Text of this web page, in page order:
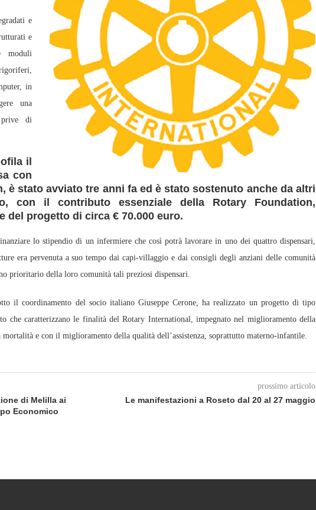
e
e
moduli
in
una
di
il
con
è stato avviato tre anni fa ed è stato sostenuto anche da altri
con il contributo essenziale della Rotary Foundation,
del progetto di circa € 70.000 euro.
lo stipendio di un infermiere che così potrà lavorare in uno dei quattro dispensari,
era pervenuta a suo tempo dai capi-villaggio e dai consigli degli anziani delle comunità
prioritario della loro comunità tali preziosi dispensari.
il coordinamento del socio italiano Giuseppe Cerone, ha realizzato un progetto di tipo
che caratterizzano le finalità del Rotary International, impegnato nel miglioramento della
e con il miglioramento della qualità dell’assistenza, soprattutto materno-infantile.
di Melilla ai
Economico
prossimo articolo
Le manifestazioni a Roseto dal 20 al 27 maggio